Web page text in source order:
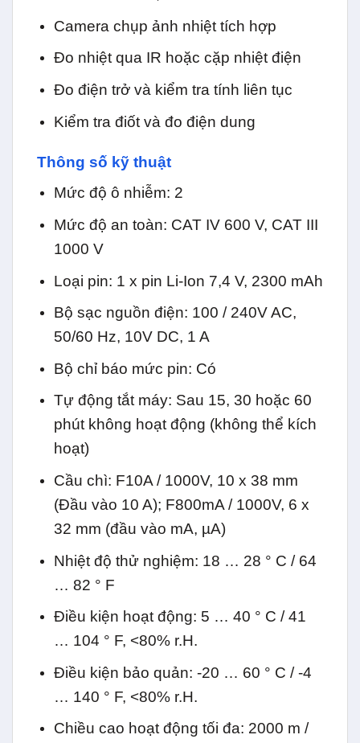
Camera chụp ảnh nhiệt tích hợp
Đo nhiệt qua IR hoặc cặp nhiệt điện
Đo điện trở và kiểm tra tính liên tục
Kiểm tra điốt và đo điện dung
Thông số kỹ thuật
Mức độ ô nhiễm: 2
Mức độ an toàn: CAT IV 600 V, CAT III
1000 V
Loại pin: 1 x pin Li-Ion 7,4 V, 2300 mAh
Bộ sạc nguồn điện: 100 / 240V AC,
50/60 Hz, 10V DC, 1 A
Bộ chỉ báo mức pin: Có
Tự động tắt máy: Sau 15, 30 hoặc 60
phút không hoạt động (không thể kích
hoạt)
Cầu chì: F10A / 1000V, 10 x 38 mm
(Đầu vào 10 A); F800mA / 1000V, 6 x
32 mm (đầu vào mA, µA)
Nhiệt độ thử nghiệm: 18 … 28 ° C / 64
… 82 ° F
Điều kiện hoạt động: 5 … 40 ° C / 41
… 104 ° F, <80% r.H.
Điều kiện bảo quản: -20 … 60 ° C / -4
… 140 ° F, <80% r.H.
Chiều cao hoạt động tối đa: 2000 m /